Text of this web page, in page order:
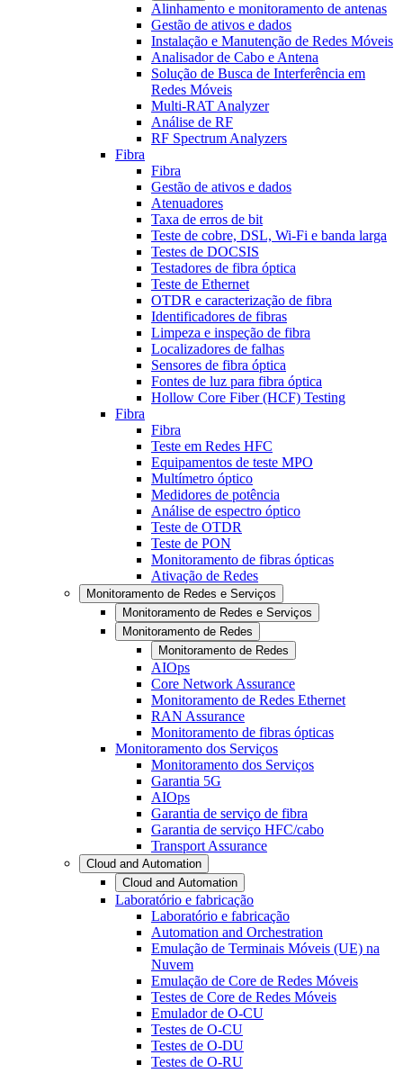
Alinhamento e monitoramento de antenas
Gestão de ativos e dados
Instalação e Manutenção de Redes Móveis
Analisador de Cabo e Antena
Solução de Busca de Interferência em
Redes Móveis
Multi-RAT Analyzer
Análise de RF
RF Spectrum Analyzers
Fibra
Fibra
Gestão de ativos e dados
Atenuadores
Taxa de erros de bit
Teste de cobre, DSL, Wi-Fi e banda larga
Testes de DOCSIS
Testadores de fibra óptica
Teste de Ethernet
OTDR e caracterização de fibra
Identificadores de fibras
Limpeza e inspeção de fibra
Localizadores de falhas
Sensores de fibra óptica
Fontes de luz para fibra óptica
Hollow Core Fiber (HCF) Testing
Fibra
Fibra
Teste em Redes HFC
Equipamentos de teste MPO
Multímetro óptico
Medidores de potência
Análise de espectro óptico
Teste de OTDR
Teste de PON
Monitoramento de fibras ópticas
Ativação de Redes
Monitoramento de Redes e Serviços
Monitoramento de Redes e Serviços
Monitoramento de Redes
Monitoramento de Redes
AIOps
Core Network Assurance
Monitoramento de Redes Ethernet
RAN Assurance
Monitoramento de fibras ópticas
Monitoramento dos Serviços
Monitoramento dos Serviços
Garantia 5G
AIOps
Garantia de serviço de fibra
Garantia de serviço HFC/cabo
Transport Assurance
Cloud and Automation
Cloud and Automation
Laboratório e fabricação
Laboratório e fabricação
Automation and Orchestration
Emulação de Terminais Móveis (UE) na
Nuvem
Emulação de Core de Redes Móveis
Testes de Core de Redes Móveis
Emulador de O-CU
Testes de O-CU
Testes de O-DU
Testes de O-RU